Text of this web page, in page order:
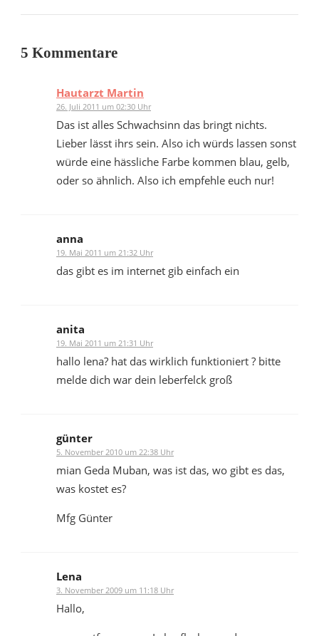
5 Kommentare
Hautarzt Martin
26. Juli 2011 um 02:30 Uhr
Das ist alles Schwachsinn das bringt nichts.
Lieber lässt ihrs sein. Also ich würds lassen sonst
würde eine hässliche Farbe kommen blau, gelb,
oder so ähnlich. Also ich empfehle euch nur!
anna
19. Mai 2011 um 21:32 Uhr
das gibt es im internet gib einfach ein
anita
19. Mai 2011 um 21:31 Uhr
hallo lena? hat das wirklich funktioniert ? bitte
melde dich war dein leberfelck groß
günter
5. November 2010 um 22:38 Uhr
mian Geda Muban, was ist das, wo gibt es das,
was kostet es?
Mfg Günter
Lena
3. November 2009 um 11:18 Uhr
Hallo,